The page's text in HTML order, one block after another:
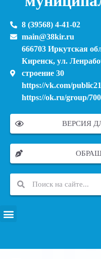
8 (39568) 4-41-02
main@38kir.ru
666703 Иркутская
Киренск, ул.
строение 30
https://vk.com/
https://ok.ru/group/
ВЕРСИЯ